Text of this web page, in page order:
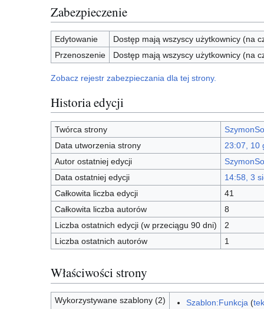
Zabezpieczenie
Edytowanie
Dostęp mają wszyscy użytkownicy (na
Przenoszenie
Dostęp mają wszyscy użytkownicy (na
Zobacz rejestr zabezpieczania dla tej strony.
Historia edycji
Twórca strony
Data utworzenia strony
23:07, 10
Autor ostatniej edycji
Data ostatniej edycji
14:58, 3
Całkowita liczba edycji
41
Całkowita liczba autorów
8
Liczba ostatnich edycji (w przeciągu 90 dni)
2
Liczba ostatnich autorów
1
Właściwości strony
Wykorzystywane szablony (2) Szablon:Funkcja (